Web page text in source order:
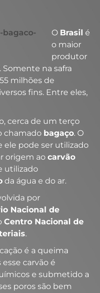
O Brasil é
o maior
produtor
. Somente na safra
milhões de
fins. Entre eles,
cerca de um terço
chamado bagaço. O
ele pode ser utilizado
origem ao carvão
utilizado
da água e do ar.
por
Nacional de
Centro Nacional de
.
é a queima
carvão é
e submetido a
poros são bem